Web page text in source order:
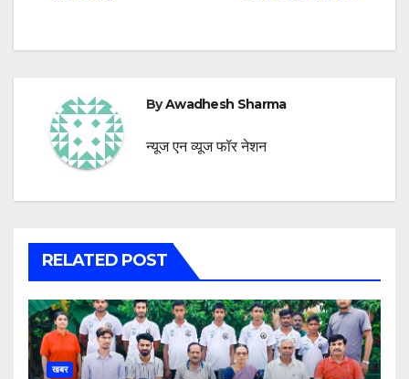
ByAwadhesh Sharma
न्यूज एन व्यूज फॉर नेशन
RELATED POST
खबर